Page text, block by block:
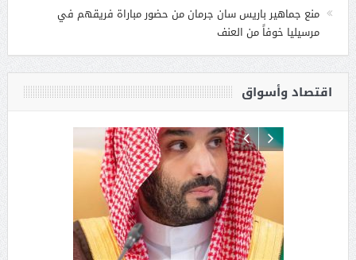
منع جماهير باريس سان جرمان من حضور مباراة فريقهم في
مرسيليا خوفاً من العنف
اقتصاد وأسواق